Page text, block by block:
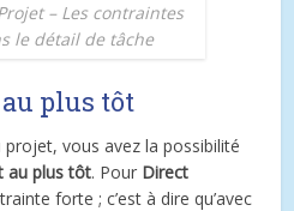
– Les contraintes
le détail de tâche
plus tôt
vous avez la possibilité
au plus tôt. Pour Direct
forte ; c’est à dire qu’avec